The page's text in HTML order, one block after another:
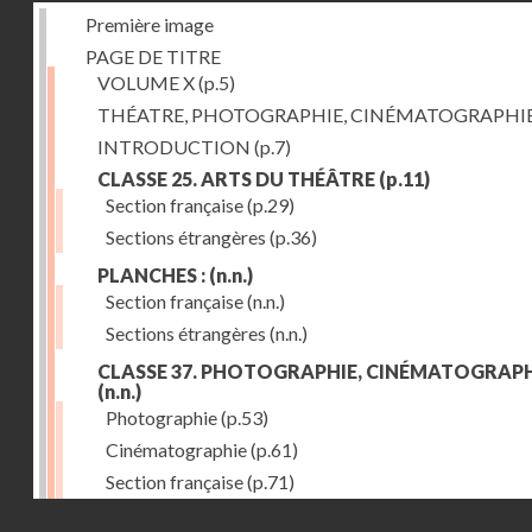
Première image
PAGE DE TITRE
VOLUME X(p.5)
THÉATRE, PHOTOGRAPHIE,
INTRODUCTION (p.7)
CLASSE 25. ARTS DU THÉÂTRE (p.11)
Section française(p.29)
Sections étrangères (p.36)
PLANCHES : (n.n.)
Section française(n.n.)
Sections étrangères (n.n.)
CLASSE 37. PHOTOGRAPHIE,
(n.n.)
Photographie(p.53)
Cinématographie(p.61)
Section française(p.71)